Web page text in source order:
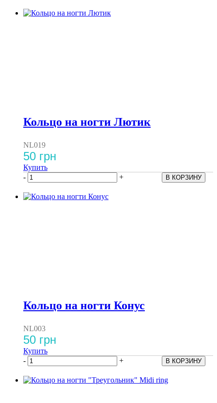
Кольцо на ногти Лютик
NL019
50 грн
Купить
-
+
Кольцо на ногти Конус
NL003
50 грн
Купить
-
+